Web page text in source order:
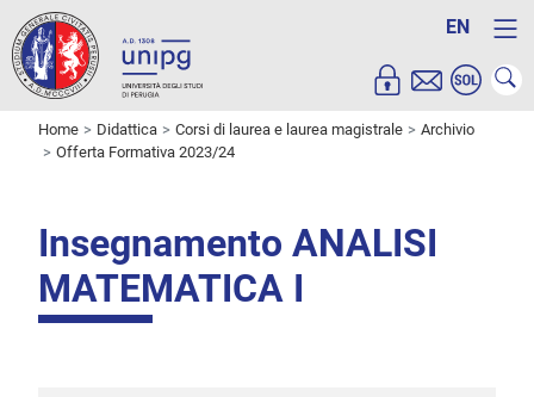
EN
Home Didattica Corsi di laurea e laurea magistrale
Archivio
Offerta Formativa 2023/24
Insegnamento ANALISI
MATEMATICA I